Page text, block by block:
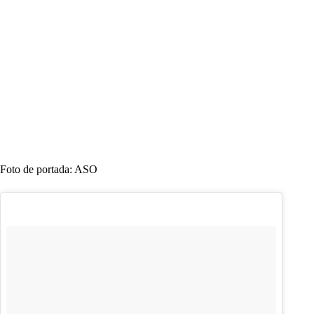
Foto de portada: ASO